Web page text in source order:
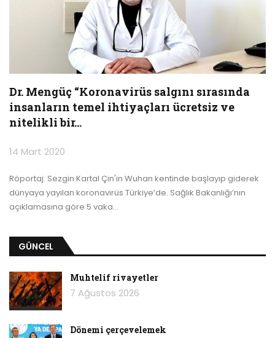
Dr. Mengüç “Koronavirüs salgını sırasında
insanların temel ihtiyaçları ücretsiz ve
nitelikli bir…
14 Mart 2020
Röportaj: Sezgin Kartal Çin'in Wuhan kentinde başlayıp giderek
dünyaya yayılan koronavirüs Türkiye’de. Sağlık Bakanlığı’nın
açıklamasına göre 5 vaka…
GÜNCEL
Muhtelif rivayetler
7 Ağustos 2026
Dönemi çerçevelemek